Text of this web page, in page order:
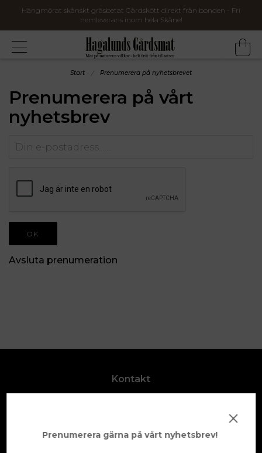
Start Prenumerera på nyhetsbrevet
Prenumerera på vårt
nyhetsbrev
OK
Avsluta prenumeration
Kontakt
Ångra avtalet här
Hängmörat skånskt gräsbetat Gårdskött direkt från bonden - Fri
hemleverans inom hela Skåne!
×
Prenumerera gärna på vårt nyhetsbrev!